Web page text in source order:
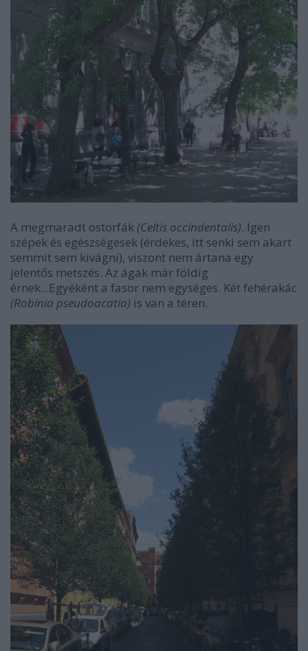
A megmaradt ostorfák (Celtis occindentalis). Igen
szépek és egészségesek (érdekes, itt senki sem akart
semmit sem kivágni), viszont nem ártana egy
jelentős metszés. Az ágak már földig
érnek...Egyéként a fasor nem egységes. Két fehérakác
(Robinia pseudoacatia) is van a téren.